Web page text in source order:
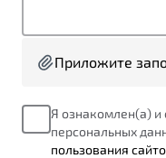
Автомобили в
Тест-драйв
Преимущества
Приложите
Я ознакомлен(а) и
персональных
пользования